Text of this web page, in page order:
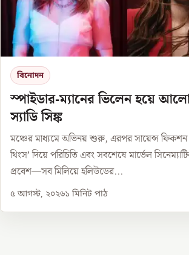
বিনোদন
স্পাইডার-ম্যানের ভিলেন হয়ে
স্যাডি সিঙ্ক
মঞ্চের মাধ্যমে অভিনয় শুরু, এরপর সায়েন্স ফিকশন
থিংস’ দিয়ে পরিচিতি এবং সবশেষে মার্ভেল
প্রবেশ—সব মিলিয়ে হলিউডের...
৫ আগস্ট, ২০২৬১ মিনিট পাঠ